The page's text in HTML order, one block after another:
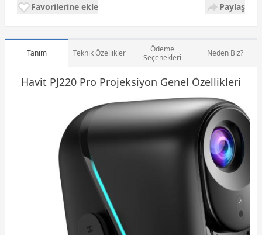
Favorilerine ekle Paylaş
Tanım Teknik Özellikler
Ödeme
Seçenekleri
Neden Biz?
Havit PJ220 Pro Projeksiyon Genel Özellikleri